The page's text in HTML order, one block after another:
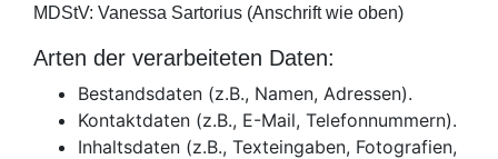
MDStV: Vanessa Sartorius (Anschrift wie oben)
Arten der verarbeiteten Daten:
Bestandsdaten (z.B., Namen, Adressen).
Kontaktdaten (z.B., E-Mail, Telefonnummern).
Inhaltsdaten (z.B., Texteingaben, Fotografien,